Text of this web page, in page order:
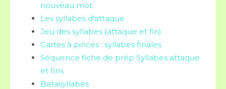
nouveau mot
Les syllabes d'attaque
Jeu des syllabes (attaque et fin)
Cartes à pinces : syllabes finales
Séquence fiche de prép Syllabes attaque
et fins
Batasyllabes